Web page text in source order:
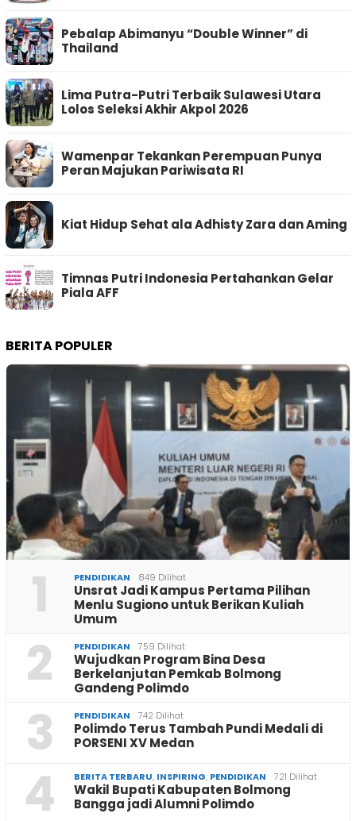
Pebalap Abimanyu “Double Winner” di
Thailand
Lima Putra-Putri Terbaik Sulawesi Utara
Lolos Seleksi Akhir Akpol 2026
Wamenpar Tekankan Perempuan Punya
Peran Majukan Pariwisata RI
Kiat Hidup Sehat ala Adhisty Zara dan Aming
Timnas Putri Indonesia Pertahankan Gelar
Piala AFF
BERITA POPULER
1 PENDIDIKAN 849 Dilihat
Unsrat Jadi Kampus Pertama Pilihan
Menlu Sugiono untuk Berikan Kuliah
Umum
2 PENDIDIKAN 759 Dilihat
Wujudkan Program Bina Desa
Berkelanjutan Pemkab Bolmong
Gandeng Polimdo
3 PENDIDIKAN 742 Dilihat
Polimdo Terus Tambah Pundi Medali di
PORSENI XV Medan
4 BERITA TERBARU, INSPIRING, PENDIDIKAN 721 Dilihat
Wakil Bupati Kabupaten Bolmong
Bangga jadi Alumni Polimdo